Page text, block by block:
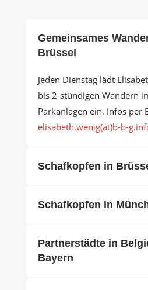
Gemeinsames
Brüssel
Jeden Dienstag lädt
bis 2-stündigen Wandern
Parkanlagen ein. Infos per
elisabeth.wenig(at)b-b-
Schafkopfen in
Schafkopfen in
Partnerstädte in
Bayern